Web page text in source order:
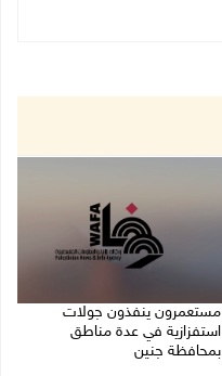
مستعمرون ينفذون جولات
استفزازية في عدة مناطق
بمحافظة جنين